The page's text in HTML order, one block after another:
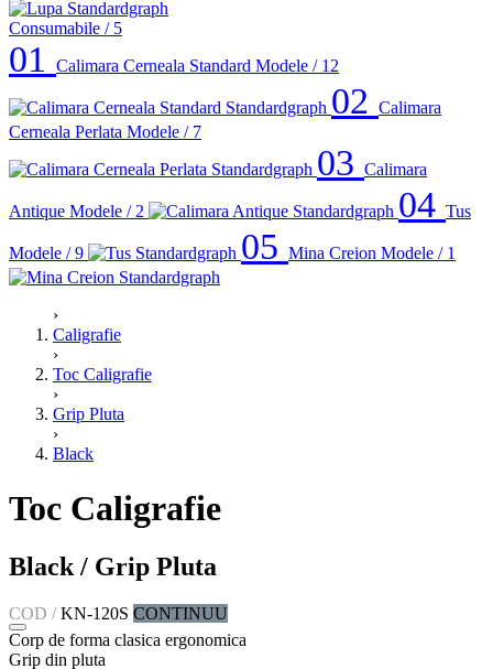
Consumabile / 5
01 Calimara Cerneala Standard Modele / 12
02 Calimara
Cerneala Perlata Modele / 7
03 Calimara
Antique Modele / 2 04 Tus
Modele / 9 05 Mina Creion Modele / 1
›
Caligrafie
›
Toc Caligrafie
›
Grip Pluta
›
Black
Toc Caligrafie
Black / Grip Pluta
COD /KN-120S CONTINUU
Corp de forma clasica ergonomica
Grip din pluta